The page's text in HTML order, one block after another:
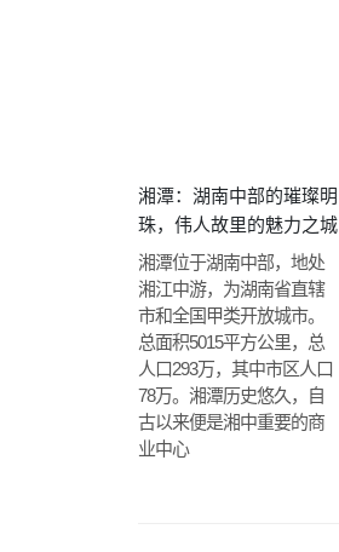
湘潭：湖南中部的璀璨明
珠，伟人故里的魅力之城
湘潭位于湖南中部，地处
湘江中游，为湖南省直辖
市和全国甲类开放城市。
总面积5015平方公里，总
人口293万，其中市区人口
78万。湘潭历史悠久，自
古以来便是湘中重要的商
业中心